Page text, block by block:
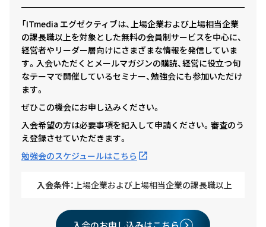
「ITmedia エグゼクティブは、上場企業および上場相当企業
の課長職以上を対象とした無料の会員制サービスを中心に、
経営者やリーダー層向けにさまざまな情報を発信していま
す。入会いただくとメールマガジンの購読、経営に役立つ旬
なテーマで開催しているセミナー、勉強会にも参加いただけ
ます。
ぜひこの機会にお申し込みください。
入会希望の方は必要事項を記入して申請ください。審査のう
え登録させていただきます。
勉強会のスケジュールはこちら
入会条件： 上場企業および上場相当企業の課長職以上